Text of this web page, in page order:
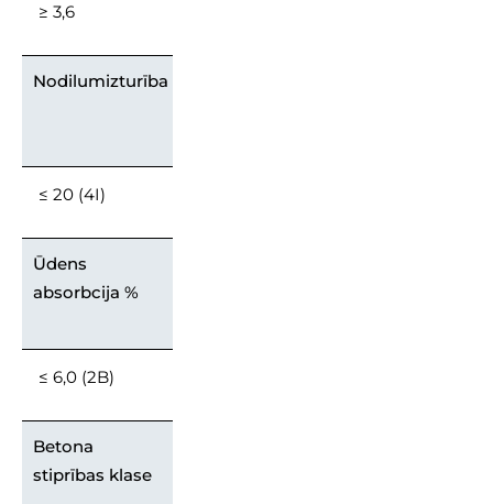
≥ 3,6
Nodilumizturība
≤ 20 (4I)
Ūdens
absorbcija %
≤ 6,0 (2B)
Betona
stiprības klase